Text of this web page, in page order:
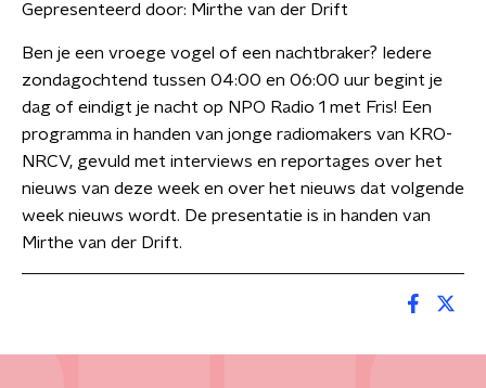
Gepresenteerd door: Mirthe van der Drift
Ben je een vroege vogel of een nachtbraker? Iedere
zondagochtend tussen 04:00 en 06:00 uur begint je
dag of eindigt je nacht op NPO Radio 1 met Fris! Een
programma in handen van jonge radiomakers van KRO-
NRCV, gevuld met interviews en reportages over het
nieuws van deze week en over het nieuws dat volgende
week nieuws wordt. De presentatie is in handen van
Mirthe van der Drift.